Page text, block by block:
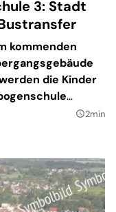
3: Stadt
kommenden
die Kinder
aber hier aus
Grundschule 3
betreut werden.
query_builder2min